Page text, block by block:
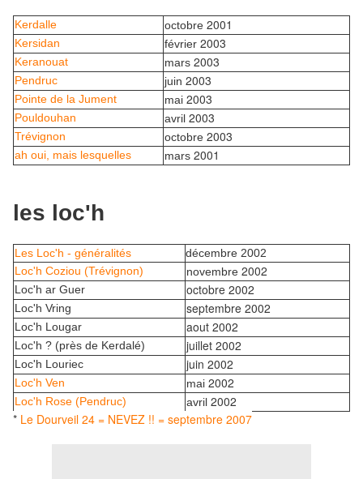
Kerdalle octobre 2001
Kersidan février 2003
Keranouat mars 2003
Pendruc juin 2003
Pointe de la Jument mai 2003
Pouldouhan avril 2003
Trévignon octobre 2003
ah oui, mais lesquelles mars 2001
les loc'h
Les Loc'h - généralités
décembre 2002
Loc'h Coziou (Trévignon)
novembre 2002
Loc'h ar Guer octobre 2002
Loc'h Vring septembre 2002
Loc'h Lougar aout 2002
Loc'h ? (près de Kerdalé) juillet 2002
Loc'h Louriec juin 2002
Loc'h Ven mai 2002
Loc'h Rose (Pendruc) avril 2002
* Le Dourveil 24 = NEVEZ !! = septembre 2007